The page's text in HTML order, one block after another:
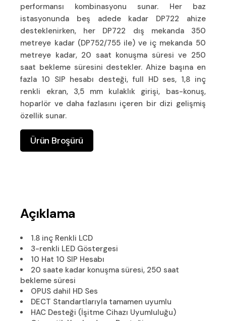
performansı kombinasyonu sunar. Her baz
istasyonunda beş adede kadar DP722 ahize
desteklenirken, her DP722 dış mekanda 350
metreye kadar (DP752/755 ile) ve iç mekanda 50
metreye kadar, 20 saat konuşma süresi ve 250
saat bekleme süresini destekler. Ahize başına en
fazla 10 SIP hesabı desteği, full HD ses, 1,8 inç
renkli ekran, 3,5 mm kulaklık girişi, bas-konuş,
hoparlör ve daha fazlasını içeren bir dizi gelişmiş
özellik sunar.
Ürün Broşürü
Açıklama
1.8 inç Renkli LCD
3-renkli LED Göstergesi
10 Hat 10 SIP Hesabı
20 saate kadar konuşma süresi, 250 saat
bekleme süresi
OPUS dahil HD Ses
DECT Standartlarıyla tamamen uyumlu
HAC Desteği (İşitme Cihazı Uyumluluğu)